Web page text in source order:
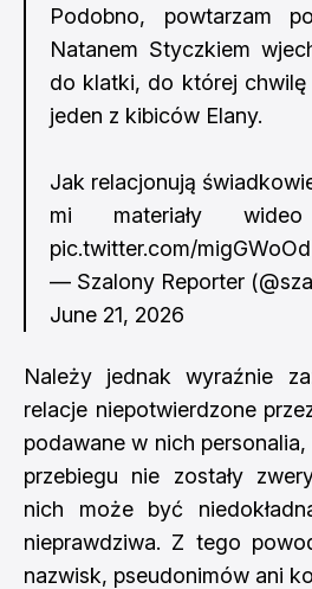
Podobno, powtarzam
Natanem Styczkiem
do klatki, do której chwilę
jeden z kibiców Elany.
Jak relacjonują
mi materiały
pic.twitter.com/
— Szalony Reporter
June 21, 2026
Należy jednak wyraźnie
relacje niepotwierdzone
podawane w nich
przebiegu nie zostały
nich może być
nieprawdziwa. Z tego
nazwisk, pseudonimów ani